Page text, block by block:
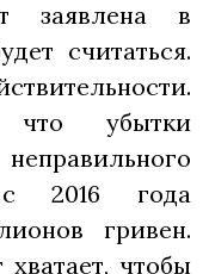
заявлена в
считаться.
что убытки
с 2016 года
гривен.
чтобы